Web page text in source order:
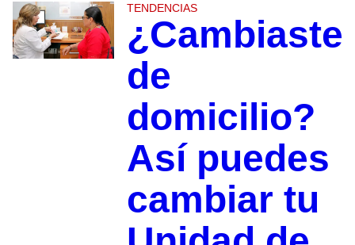
TENDENCIAS
¿Cambiaste
de
domicilio?
Así puedes
cambiar tu